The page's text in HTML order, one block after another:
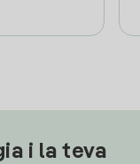
i la teva